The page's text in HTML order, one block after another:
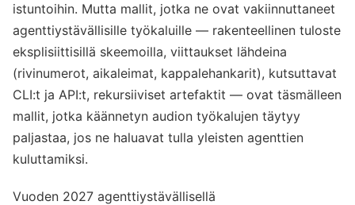
istuntoihin. Mutta mallit, jotka ne ovat vakiinnuttaneet
agenttiystävällisille työkaluille — rakenteellinen tuloste
eksplisiittisillä skeemoilla, viittaukset lähdeina
(rivinumerot, aikaleimat, kappalehankarit), kutsuttavat
CLI:t ja API:t, rekursiiviset artefaktit — ovat täsmälleen
mallit, jotka käännetyn audion työkalujen täytyy
paljastaa, jos ne haluavat tulla yleisten agenttien
kuluttamiksi.
Vuoden 2027 agenttiystävällisellä